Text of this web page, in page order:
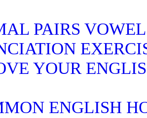
PAIRS
YOUR
ENGLISH